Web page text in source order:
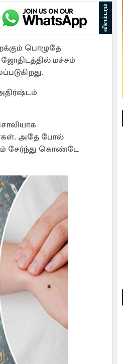
விளம்பரம்
பொழுதே
மச்சம்
அதே போல்
சேர்ந்து கொண்டே